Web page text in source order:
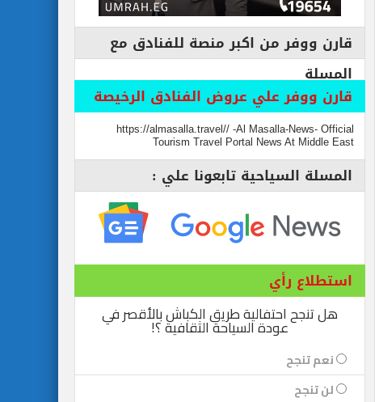
قارن ووفر من اكبر منصة للفنادق مع
المسلة
قارن ووفر علي عروض الفنادق الرخيصة
https://almasalla.travel// -Al Masalla-News- Official
Tourism Travel Portal News At Middle East
المسلة السياحية تابعونا علي :
استطلاع رأي
هل تنجح احتفالية طريق الكباش بالأقصر في
عودة السياحة الثقافية ؟!
نعم تنجح
لن تنجح